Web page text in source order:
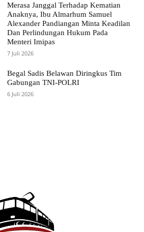
Merasa Janggal Terhadap Kematian
Anaknya, Ibu Almarhum Samuel
Alexander Pandiangan Minta Keadilan
Dan Perlindungan Hukum Pada
Menteri Imipas
7 Juli 2026
Begal Sadis Belawan Diringkus Tim
Gabungan TNI-POLRI
6 Juli 2026